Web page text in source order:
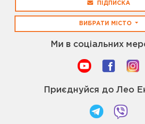
ПІДПИСКА
ВИБРАТИ МІСТО
Ми в соціальних
Приєднуйся до Лео